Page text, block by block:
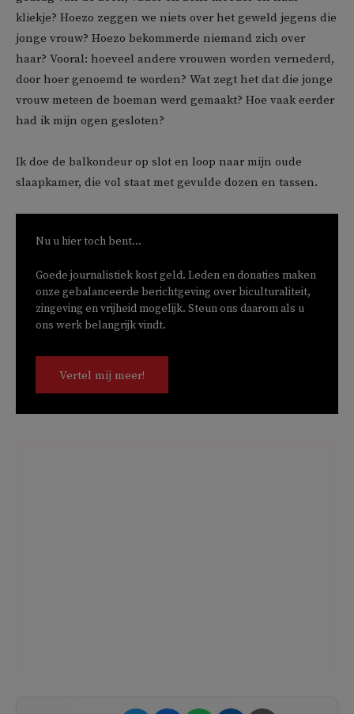
kliekje? Hoezo zeggen we niets over het geweld jegens die
jonge vrouw? Hoezo bekommerde niemand zich over
haar? Vooral: hoeveel andere vrouwen worden vernederd,
door hoer genoemd te worden? Wat zegt het dat die jonge
vrouw meteen de boeman werd gemaakt? Hoe vaak eerder
had ik mijn ogen gesloten?
Ik doe de balkondeur op slot en loop naar mijn oude
slaapkamer, die vol staat met gevulde dozen en tassen.
Nu u hier toch bent...
Goede journalistiek kost geld. Leden en donaties maken
onze gebalanceerde berichtgeving over biculturaliteit,
zingeving en vrijheid mogelijk. Steun ons daarom als u
ons werk belangrijk vindt.
Vertel mij meer!